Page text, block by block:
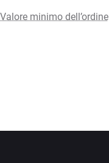
Valore minimo dell’ordine